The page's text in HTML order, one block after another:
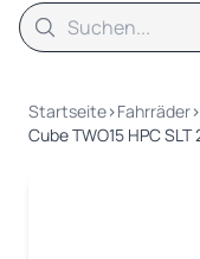
Suche
Startseite›Fahrräder›
Cube TWO15 HPC